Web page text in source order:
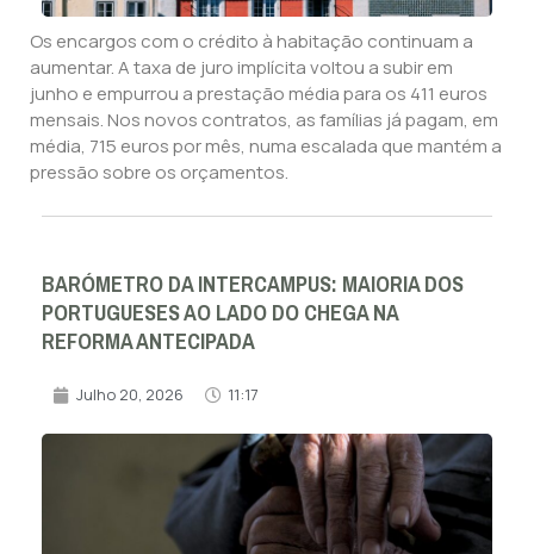
Os encargos com o crédito à habitação continuam a
aumentar. A taxa de juro implícita voltou a subir em
junho e empurrou a prestação média para os 411 euros
mensais. Nos novos contratos, as famílias já pagam, em
média, 715 euros por mês, numa escalada que mantém a
pressão sobre os orçamentos.
BARÓMETRO DA INTERCAMPUS: MAIORIA DOS
PORTUGUESES AO LADO DO CHEGA NA
REFORMA ANTECIPADA
Julho 20, 2026 11:17